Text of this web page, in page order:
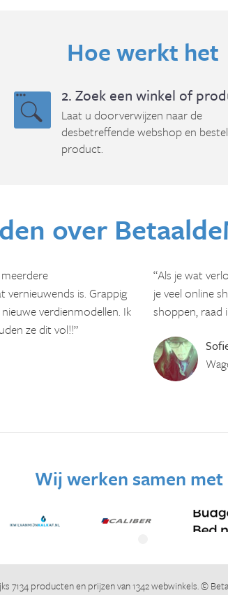
Hoe werkt het
2. Zoek een winkel of
Laat u doorverwijzen naar de
desbetreffende webshop en
product.
over
vernieuwends is. Grappig
verdienmodellen. Ik
ze dit vol!!”
“Als je wat
je veel online
shoppen, raad
Wij werken samen met
7134 producten en prijzen van 1342 webwinkels. ©